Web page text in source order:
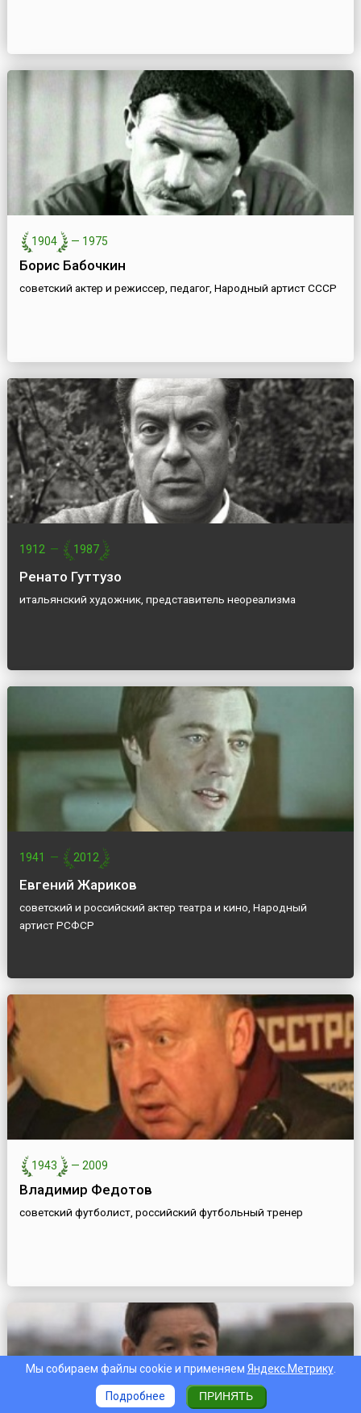
1904 — 1975
Борис Бабочкин
советский актер и режиссер, педагог, Народный артист СССР
1912 — 1987
Ренато Гуттузо
итальянский художник, представитель неореализма
1941 — 2012
Евгений Жариков
советский и российский актер театра и кино, Народный
артист РСФСР
1943 — 2009
Владимир Федотов
советский футболист, российский футбольный тренер
Мы собираем файлы cookie и применяем Яндекс.Метрику.
Подробнее ПРИНЯТЬ